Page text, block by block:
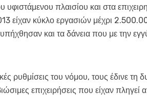
πλαισίου και στα
είχαν κύκλο εργασιών μέχρι
και τα δάνεια που με την
ρυθμίσεις του νόμου, τους έδινε τη
επιχειρήσεις που είχαν